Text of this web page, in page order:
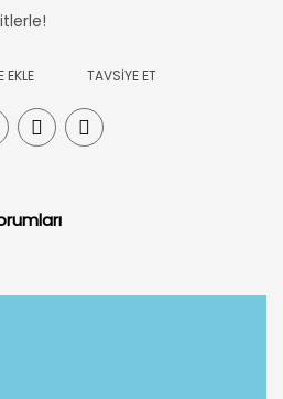
TAVSİYE ET